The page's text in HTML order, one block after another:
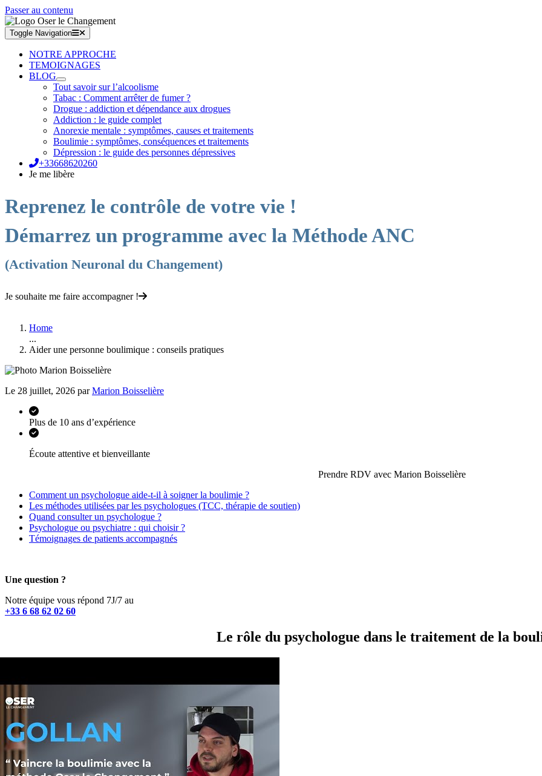
Passer au contenu
Toggle Navigation
NOTRE APPROCHE
TEMOIGNAGES
BLOG
Tout savoir sur l’alcoolisme
Tabac : Comment arrêter de fumer ?
Drogue : addiction et dépendance aux drogues
Addiction : le guide complet
Anorexie mentale : symptômes, causes et traitements
Boulimie : symptômes, conséquences et traitements
Dépression : le guide des personnes dépressives
+33668620260
Je me libère
Reprenez le contrôle de votre vie !
Démarrez un programme avec la Méthode ANC
(Activation Neuronal du Changement)
Je souhaite me faire accompagner !
Home
...
Aider une personne boulimique : conseils pratiques
Le 28 juillet, 2026 parMarion Boisselière
Plus de 10 ans d’expérience
Écoute attentive et bienveillante
Prendre RDV avec Marion Boisselière
Comment un psychologue aide-t-il à soigner la boulimie ?
Les méthodes utilisées par les psychologues (TCC, thérapie de soutien)
Quand consulter un psychologue ?
Psychologue ou psychiatre : qui choisir ?
Témoignages de patients accompagnés
Une question ?
Notre équipe vous répond 7J/7 au
+33 6 68 62 02 60
Le rôle du psychologue dans le traitement de la